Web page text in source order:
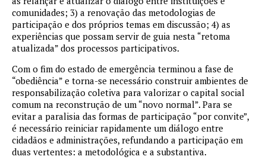
comunidades; 3) a renovação das metodologias de
participação e dos próprios temas em discussão; 4) as
experiências que possam servir de guia nesta “retoma
atualizada” dos processos participativos.
Com o fim do estado de emergência terminou a fase de
“obediência” e torna-se necessário construir ambientes de
responsabilização coletiva para valorizar o capital social
comum na reconstrução de um “novo normal”. Para se
evitar a paralisia das formas de participação “por convite”,
é necessário reiniciar rapidamente um diálogo entre
cidadãos e administrações, refundando a participação em
duas vertentes: a metodológica e a substantiva.